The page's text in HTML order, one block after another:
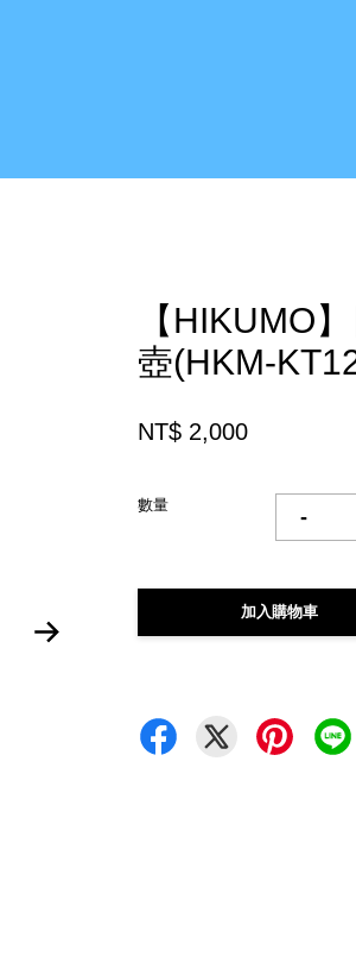
【HIKUMO
壺(HKM-
NT$ 2,000
數量
-
加入購物車